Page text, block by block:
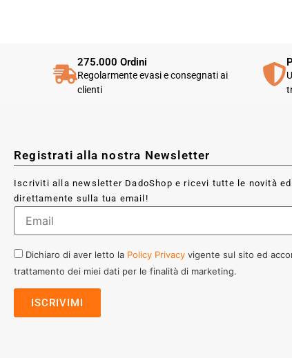
275.000 Ordini
Regolarmente evasi e consegnati ai
clienti
Registrati alla nostra Newsletter
Iscriviti alla newsletter DadoShop e ricevi tutte le novità
direttamente sulla tua email!
Dichiaro di aver letto la Policy Privacy vigente sul sito ed
trattamento dei miei dati per le finalità di marketing.